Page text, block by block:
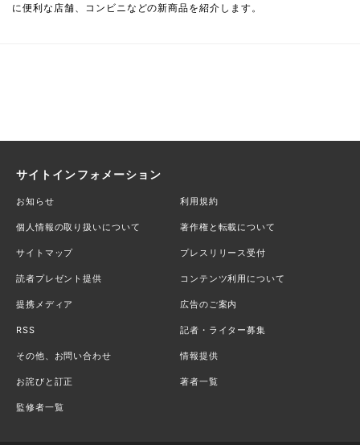
に便利な店舗、コンビニなどの新商品を紹介します。
サイトインフォメーション
お知らせ 利用規約
個人情報の取り扱いについて 著作権と転載について
サイトマップ プレスリリース受付
読者プレゼント提供 コンテンツ利用について
提携メディア 広告のご案内
RSS 記者・ライター募集
その他、お問い合わせ 情報提供
お詫びと訂正 著者一覧
監修者一覧